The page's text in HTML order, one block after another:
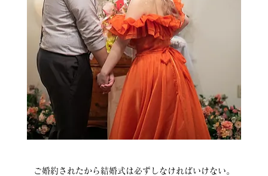
ご婚約されたから結婚式は必ずしなければいけない。